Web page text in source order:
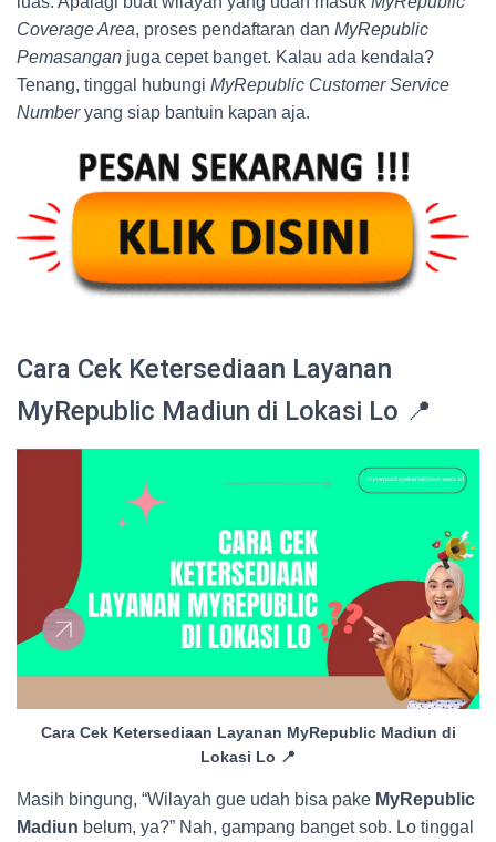
Coverage Area, proses pendaftaran dan MyRepublic
Pemasangan juga cepet banget. Kalau ada kendala?
Tenang, tinggal hubungi MyRepublic Customer Service
Numberyang siap bantuin kapan aja.
Cara Cek Ketersediaan Layanan
MyRepublic Madiun di Lokasi Lo 📍
Cara Cek Ketersediaan Layanan MyRepublic Madiun di
Lokasi Lo 📍
Masih bingung, “Wilayah gue udah bisa pake MyRepublic
Madiun belum, ya?” Nah, gampang banget sob. Lo tinggal